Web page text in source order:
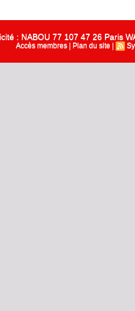
: NABOU 77 107 47 26 Paris
Accès membres Plan du site